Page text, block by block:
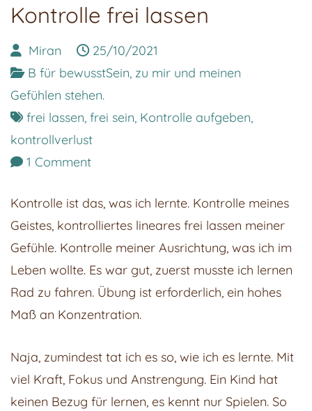
Kontrolle frei lassen
Miran
25/10/2021
B für bewusstSein, zu mir und meinen
Gefühlen stehen.
frei lassen, frei sein, Kontrolle aufgeben,
kontrollverlust
1 Commenton
frei
lassen
Kontrolle ist das, was ich lernte. Kontrolle meines
Geistes, kontrolliertes lineares frei lassen meiner
Gefühle. Kontrolle meiner Ausrichtung, was ich im
Leben wollte. Es war gut, zuerst musste ich lernen
Rad zu fahren. Übung ist erforderlich, ein hohes
Maß an Konzentration.
Naja, zumindest tat ich es so, wie ich es lernte. Mit
viel Kraft, Fokus und Anstrengung. Ein Kind hat
keinen Bezug für lernen, es kennt nur Spielen. So